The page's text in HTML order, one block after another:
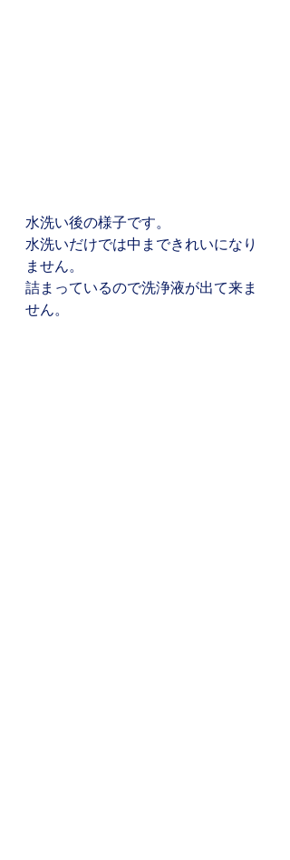
水洗い後の様子です。
水洗いだけでは中まできれいになり
ません。
詰まっているので洗浄液が出て来ま
せん。